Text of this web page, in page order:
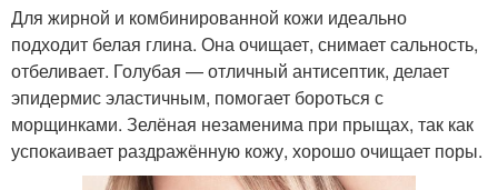
Для жирной и комбинированной кожи идеально
подходит белая глина. Она очищает, снимает сальность,
отбеливает. Голубая — отличный антисептик, делает
эпидермис эластичным, помогает бороться с
морщинками. Зелёная незаменима при прыщах, так как
успокаивает раздражённую кожу, хорошо очищает поры.